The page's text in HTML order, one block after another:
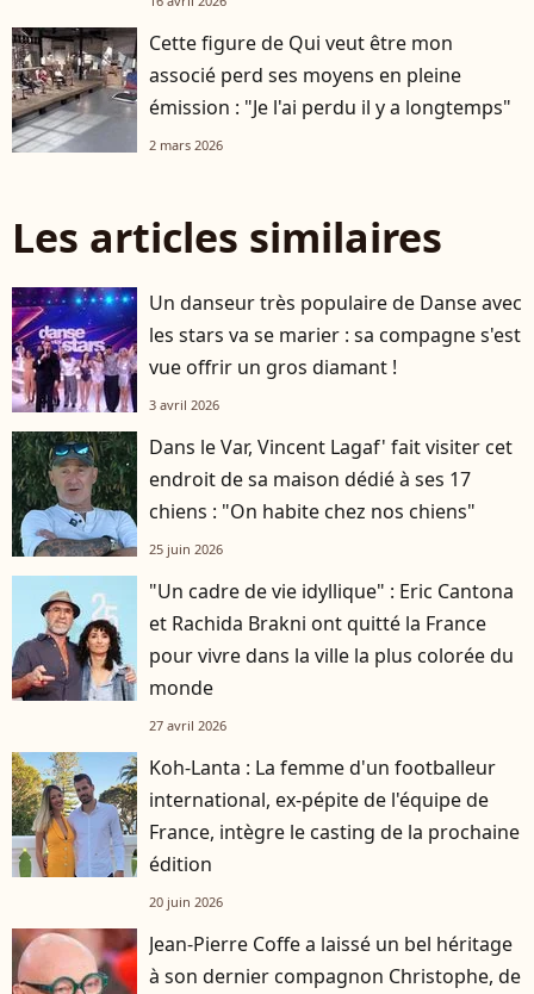
Cette figure de Qui veut être mon
associé perd ses moyens en pleine
émission : "Je l'ai perdu il y a longtemps"
2 mars 2026
Les articles similaires
Un danseur très populaire de Danse avec
les stars va se marier : sa compagne s'est
vue offrir un gros diamant !
3 avril 2026
Dans le Var, Vincent Lagaf' fait visiter cet
endroit de sa maison dédié à ses 17
chiens : "On habite chez nos chiens"
25 juin 2026
"Un cadre de vie idyllique" : Eric Cantona
et Rachida Brakni ont quitté la France
pour vivre dans la ville la plus colorée du
monde
27 avril 2026
Koh-Lanta : La femme d'un footballeur
international, ex-pépite de l'équipe de
France, intègre le casting de la prochaine
édition
20 juin 2026
Jean-Pierre Coffe a laissé un bel héritage
à son dernier compagnon Christophe, de